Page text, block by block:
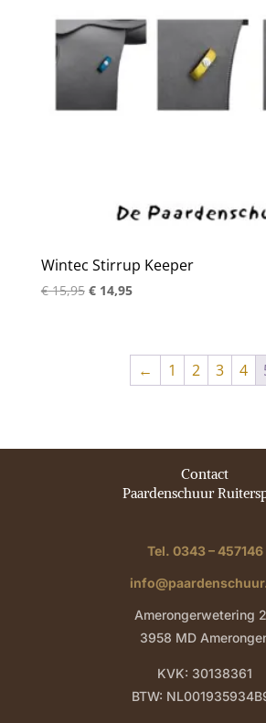
Wintec Stirrup Keeper
€15,95 Oorspronkelijke
€ 15,95.
€14,95Huidige
€ 14,95.
← 1 2 3 4
Contact
Paardenschuur
Tel. 0343 – 457146
Amerongerwetering
3958 MD
KVK: 30138361
BTW: